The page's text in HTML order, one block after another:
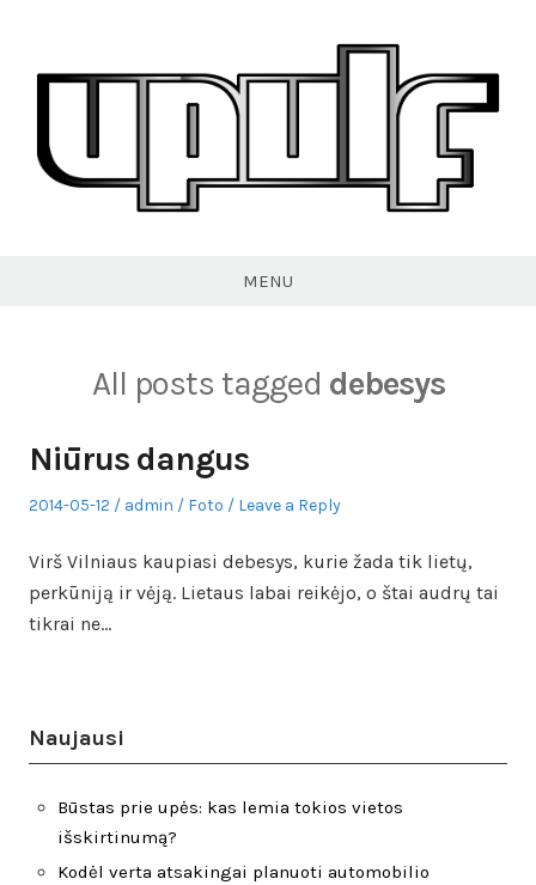
content
MENU
All posts tagged debesys
Niūrus dangus
Posted
2014-05-12 Author
admin
Posted
Foto Leave a Reply
Virš Vilniaus kaupiasi debesys, kurie žada tik lietų,
perkūniją ir vėją. Lietaus labai reikėjo, o štai audrų tai
tikrai ne…
Naujausi
Būstas prie upės: kas lemia tokios vietos
išskirtinumą?
Kodėl verta atsakingai planuoti automobilio